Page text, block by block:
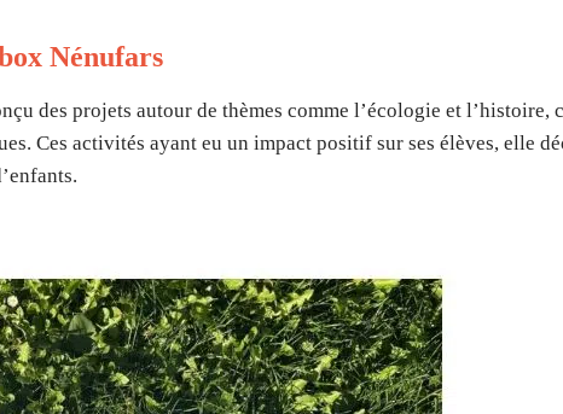
Nénufars
des projets autour de thèmes comme l’écologie et l’histoire,
Ces activités ayant eu un impact positif sur ses élèves, elle